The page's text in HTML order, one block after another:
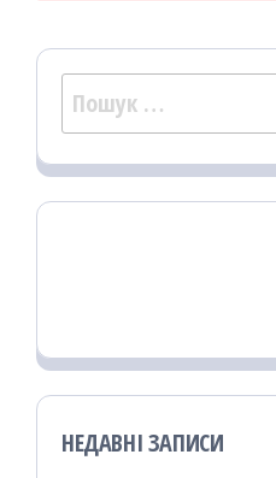
Пошук:
НЕДАВНІ ЗАПИСИ